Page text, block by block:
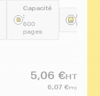
Capacité
:
600
pages
5,06 €HT
6,07 €TTC